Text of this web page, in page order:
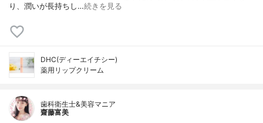
り、潤いが長持ちし…続きを見る
DHC(ディーエイチシー)
薬用リップクリーム
歯科衛生士&美容マニア
齋藤富美